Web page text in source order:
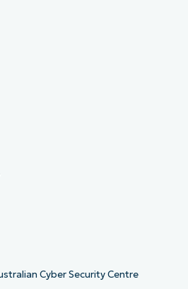
Cyber Security Centre